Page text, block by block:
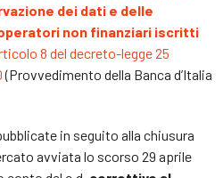
dei dati e delle
non finanziari iscritti
8 del decreto-legge 25
(Provvedimento della Banca d’Italia
in seguito alla chiusura
avviata lo scorso 29 aprile